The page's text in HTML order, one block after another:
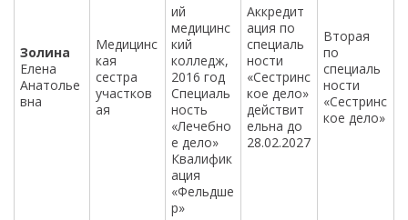
Золина
Елена
Анатолье
вна
Медицинс
кая
сестра
участков
ая
ий
медицинс
кий
колледж,
2016 год
Специаль
ность
«Лечебно
е дело»
Квалифик
ация
«Фельдше
р»
Аккредит
ация по
специаль
ности
«Сестринс
кое дело»
действит
ельна до
28.02.2027
Вторая
по
специаль
ности
«Сестринс
кое дело»